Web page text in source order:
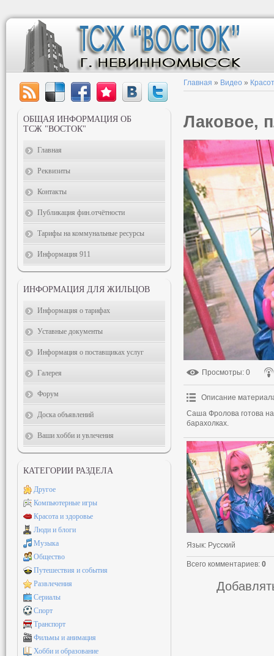
Главная » Видео »
Лаковое,
Просмотры: 0
Описание
Саша Фролова готова на
барахолках.
Язык: Русский
Всего комментариев: 0
ОБЩАЯ ИНФОРМАЦИЯ ОБ
ТСЖ "ВОСТОК"
Главная
Реквизиты
Контакты
Публикация фин.отчётности
Тарифы на коммунальные ресурсы
Информация 911
ИНФОРМАЦИЯ ДЛЯ ЖИЛЬЦОВ
Информация о тарифах
Уставные документы
Информация о поставщиках услуг
Галерея
Форум
Доска объявлений
Ваши хобби и увлечения
КАТЕГОРИИ РАЗДЕЛА
Другое
Компьютерные игры
Красота и здоровье
Люди и блоги
Музыка
Общество
Путешествия и события
Развлечения
Сериалы
Спорт
Транспорт
Фильмы и анимация
Хобби и образование